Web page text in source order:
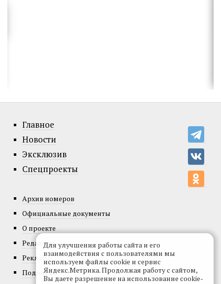
Главное
Новости
Эксклюзив
Спецпроекты
Архив номеров
Официальные документы
О проекте
Редакция
Реклама
Подписка
Для улучшения работы сайта и его
взаимодействия с пользователями мы
используем файлы cookie и сервис
Яндекс.Метрика. Продолжая работу с сайтом,
Вы даете разрешение на использование cookie-